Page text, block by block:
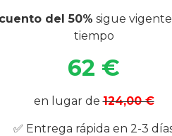
del 50% sigue
tiempo
62 €
en lugar de124,00 €
✅ Entrega rápida en 2-3